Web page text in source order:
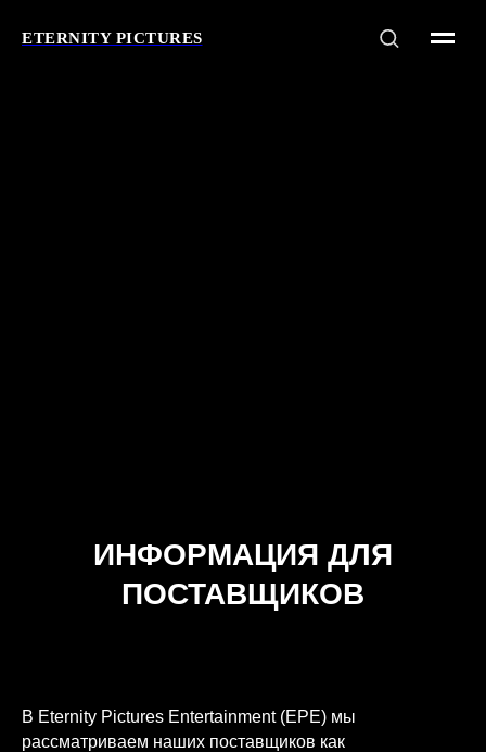
ETERNITY PICTURES
ИНФОРМАЦИЯ ДЛЯ
ПОСТАВЩИКОВ
В Eternity Pictures Entertainment (EPE) мы
рассматриваем наших поставщиков как